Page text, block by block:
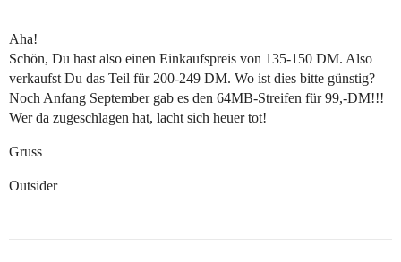
Aha!
Schön, Du hast also einen Einkaufspreis von 135-150 DM. Also
verkaufst Du das Teil für 200-249 DM. Wo ist dies bitte günstig?
Noch Anfang September gab es den 64MB-Streifen für 99,-DM!!!
Wer da zugeschlagen hat, lacht sich heuer tot!
Gruss
Outsider